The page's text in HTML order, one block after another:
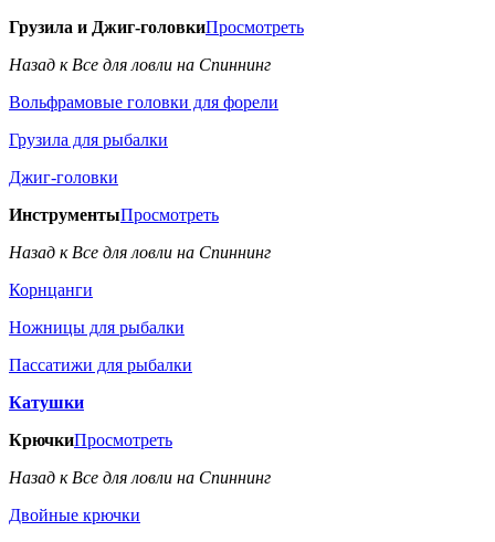
Грузила и Джиг-головкиПросмотреть
Назад к Все для ловли на Спиннинг
Вольфрамовые головки для форели
Грузила для рыбалки
Джиг-головки
ИнструментыПросмотреть
Назад к Все для ловли на Спиннинг
Корнцанги
Ножницы для рыбалки
Пассатижи для рыбалки
Катушки
КрючкиПросмотреть
Назад к Все для ловли на Спиннинг
Двойные крючки